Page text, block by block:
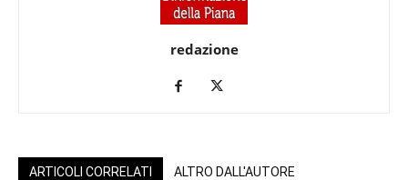
redazione
ARTICOLI CORRELATI ALTRO DALL'AUTORE